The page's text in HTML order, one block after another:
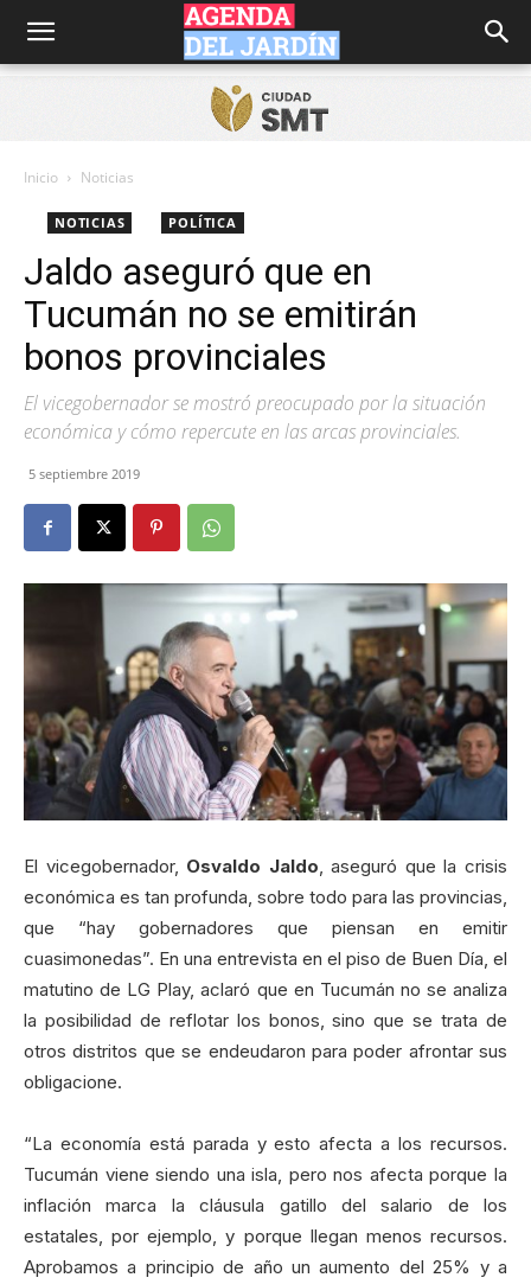
Agenda
Jardín
Inicio Noticias
NOTICIAS POLÍTICA
Jaldo aseguró que en
Tucumán no se emitirán
bonos provinciales
El vicegobernador se mostró preocupado por la situación
económica y cómo repercute en las arcas provinciales.
5 septiembre 2019
El vicegobernador, Osvaldo Jaldo , aseguró que la crisis
económica es tan profunda, sobre todo para las provincias,
que “hay gobernadores que piensan en emitir
cuasimonedas”. En una entrevista en el piso de Buen Día, el
matutino de LG Play, aclaró que en Tucumán no se analiza
la posibilidad de reflotar los bonos, sino que se trata de
otros distritos que se endeudaron para poder afrontar sus
obligacione.
“La economía está parada y esto afecta a los recursos.
Tucumán viene siendo una isla, pero nos afecta porque la
inflación marca la cláusula gatillo del salario de los
estatales, por ejemplo, y porque llegan menos recursos.
Aprobamos a principio de año un aumento del 25% y a